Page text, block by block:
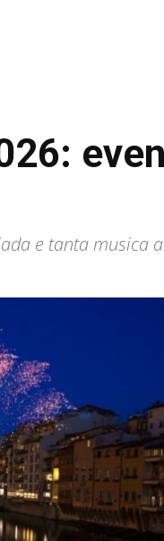
e tanta